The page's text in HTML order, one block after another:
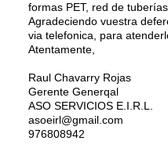
formas PET, red de
Agradeciendo vuestra
via telefonica, para
Atentamente,
Raul Chavarry Rojas
Gerente Generqal
ASO SERVICIOS E.I.R.L.
asoeirl@gmail.com
976808942